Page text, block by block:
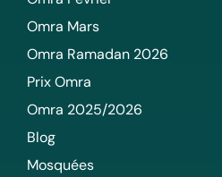
Omra Mars
Omra Ramadan 2026
Prix Omra
Omra 2025/2026
Blog
Mosquées